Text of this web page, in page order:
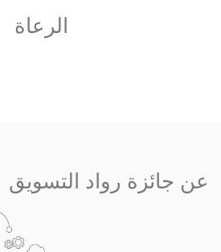
الرعاة
عن جائزة رواد التسويق